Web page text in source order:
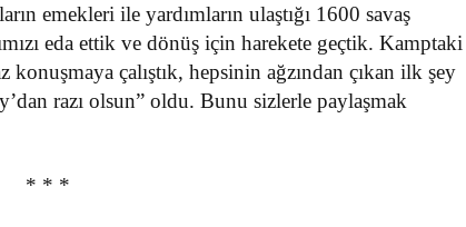
emekleri ile yardımların ulaştığı 1600 savaş
eda ettik ve dönüş için harekete geçtik. Kamptaki
konuşmaya çalıştık, hepsinin ağzından çıkan ilk şey
razı olsun” oldu. Bunu sizlerle paylaşmak
* * *